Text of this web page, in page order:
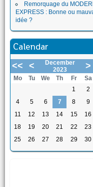
Remorquage du
EXPRESS : Bonne ou
idée ?
Calendar
<< <
December
2023
>
Mo Tu We Th Fr Sa
1
2
4
5 6 7 8 9
11
12 13 14 15 16
18
19 20 21 22 23
25
26 27 28 29 30